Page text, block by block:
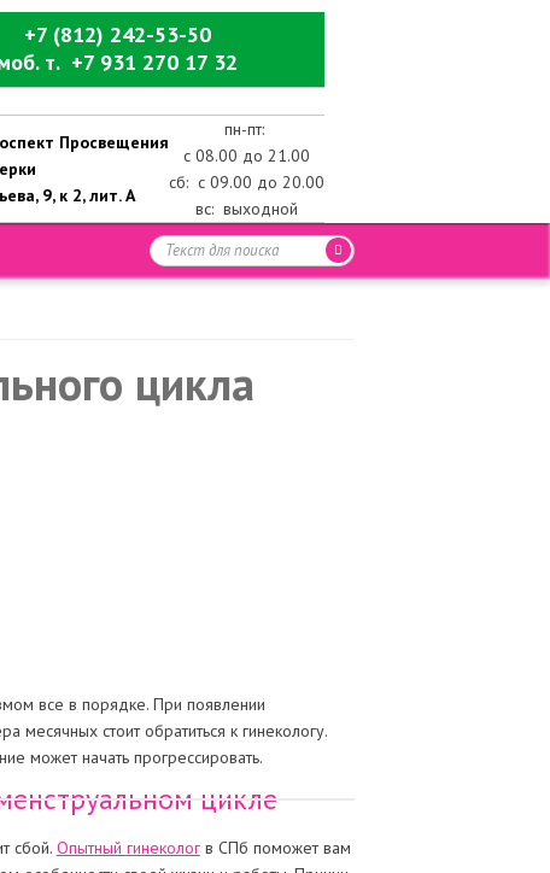
+7 (812) 242-53-50
т. +7 931 270 17 32
Просвещения
9, к 2, лит. А
пн-пт:
с 08.00 до 21.00
сб: с 09.00 до 20.00
вс: выходной
цикла
все в порядке. При появлении
стоит обратиться к гинекологу.
может начать прогрессировать.
цикле
сбой. Опытный гинекологв СПб поможет вам